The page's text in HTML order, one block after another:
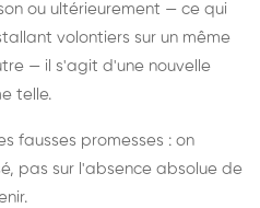
ou ultérieurement — ce qui
volontiers sur un même
— il s'agit d'une nouvelle
telle.
fausses promesses : on
pas sur l'absence absolue de